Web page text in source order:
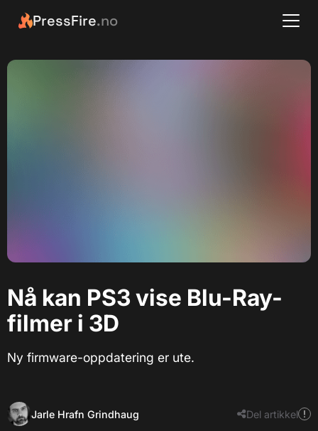
PressFire.no
Nå kan PS3 vise Blu-Ray-
filmer i 3D
Ny firmware-oppdatering er ute.
Jarle Hrafn Grindhaug Del artikkel